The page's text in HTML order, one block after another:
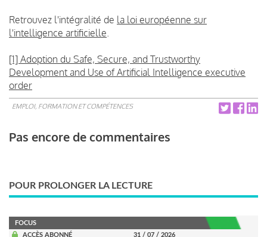
Retrouvez l'intégralité de la loi européenne sur
l'intelligence artificielle
[1] Adoption du Safe, Secure, and Trustworthy
Development and Use of Artificial Intelligence executive
order
EMPLOI, FORMATION ET COMPÉTENCES
Pas encore de commentaires
POUR PROLONGER LA LECTURE
FOCUS
ACCÈS ABONNÉ
31 / 07 / 2026